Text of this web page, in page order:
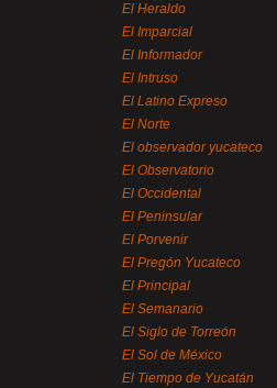
El Heraldo
El Imparcial
El Informador
El Intruso
El Latino Expreso
El Norte
El observador yucateco
El Observatorio
El Occidental
El Peninsular
El Porvenir
El Pregón Yucateco
El Principal
El Semanario
El Siglo de Torreón
El Sol de México
El Tiempo de Yucatán